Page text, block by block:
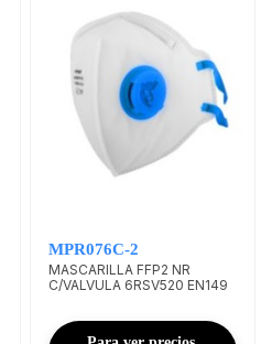
MPR076C-2
MASCARILLA FFP2 NR
C/VALVULA 6RSV520 EN149